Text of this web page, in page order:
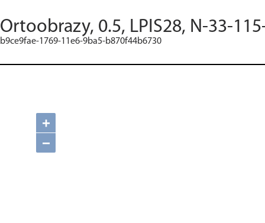
Ortoobrazy, 0.5, LPIS28, N-33-
b9ce9fae-1769-11e6-9ba5-b870f44b6730
+
−